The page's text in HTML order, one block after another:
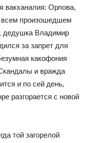
вакханалия: Орлова,
всем произошедшем
дедушка Владимир
за запрет для
какофония
и вражда
и по сей день,
разгорается с новой
той загорелой